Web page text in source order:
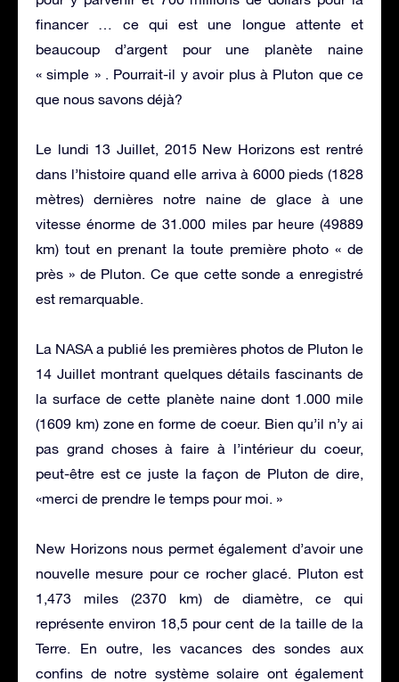
financer … ce qui est une longue attente et
beaucoup d’argent pour une planète naine
« simple » . Pourrait-il y avoir plus à Pluton que ce
que nous savons déjà?
Le lundi 13 Juillet, 2015 New Horizons est rentré
dans l’histoire quand elle arriva à 6000 pieds (1828
mètres) dernières notre naine de glace à une
vitesse énorme de 31.000 miles par heure (49889
km) tout en prenant la toute première photo « de
près » de Pluton. Ce que cette sonde a enregistré
est remarquable.
La NASA a publié les premières photos de Pluton le
14 Juillet montrant quelques détails fascinants de
la surface de cette planète naine dont 1.000 mile
(1609 km) zone en forme de coeur. Bien qu’il n’y ai
pas grand choses à faire à l’intérieur du coeur,
peut-être est ce juste la façon de Pluton de dire,
«merci de prendre le temps pour moi. »
New Horizons nous permet également d’avoir une
nouvelle mesure pour ce rocher glacé. Pluton est
1,473 miles (2370 km) de diamètre, ce qui
représente environ 18,5 pour cent de la taille de la
Terre. En outre, les vacances des sondes aux
confins de notre système solaire ont également